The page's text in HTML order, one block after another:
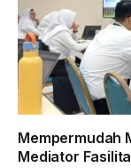
Mempermudah
Mediator